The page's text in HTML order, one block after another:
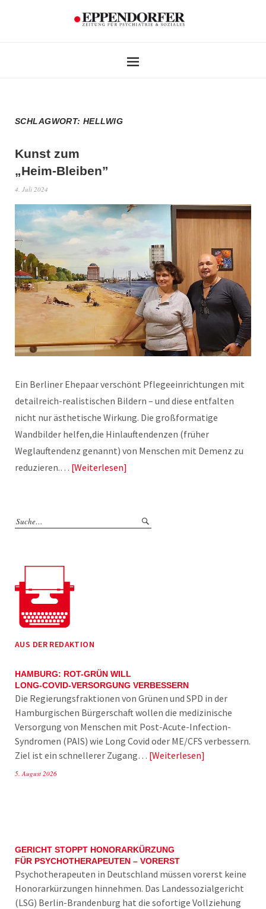
SCHLAGWORT:HELLWIG
Kunst zum
„Heim-Bleiben”
4. Juli 2024
Ein Berliner Ehepaar verschönt Pflegeeinrichtungen mit
detailreich-realistischen Bildern – und diese entfalten
nicht nur ästhetische Wirkung. Die großformatige
Wandbilder helfen,die Hinlauftendenzen (früher
Weglauftendenz genannt) von Menschen mit Demenz zu
reduzieren.… Weiterlesen
AUS DER REDAKTION
HAMBURG: ROT-GRÜN WILL
LONG-COVID-VERSORGUNG VERBESSERN
Die Regierungsfraktionen von Grünen und SPD in der
Hamburgischen Bürgerschaft wollen die medizinische
Versorgung von Menschen mit Post-Acute-Infection-
Syndromen (PAIS) wie Long Covid oder ME/CFS verbessern.
Ziel ist ein schnellerer Zugang… Weiterlesen
5. August 2026
GERICHT STOPPT HONORARKÜRZUNG
FÜR PSYCHOTHERAPEUTEN – VORERST
Psychotherapeuten in Deutschland müssen vorerst keine
Honorarkürzungen hinnehmen. Das Landessozialgericht
(LSG) Berlin-Brandenburg hat die sofortige Vollziehung